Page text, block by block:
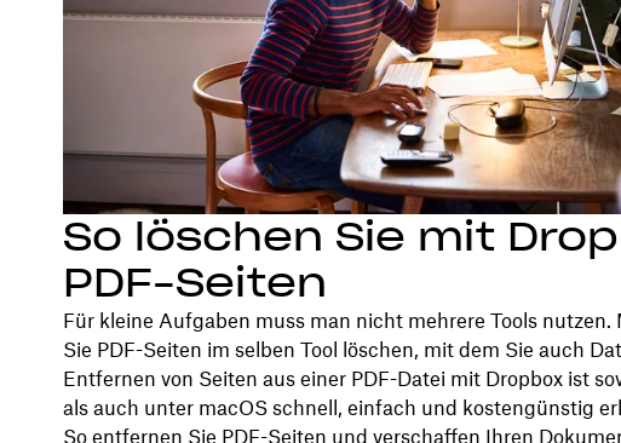
So löschen Sie mit
PDF-Seiten
Für kleine Aufgaben muss man nicht mehrere Tools nutzen.
Sie PDF-Seiten im selben Tool löschen, mit dem Sie auch
Entfernen von Seiten aus einer PDF-Datei mit Dropbox ist
als auch unter macOS schnell, einfach und kostengünstig
So entfernen Sie PDF-Seiten und verschaffen Ihren